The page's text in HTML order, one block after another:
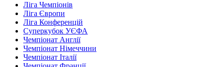
Ліга Чемпіонів
Ліга Європи
Ліга Конференцій
Суперкубок УЄФА
Чемпіонат Англії
Чемпіонат Німеччини
Чемпіонат Італії